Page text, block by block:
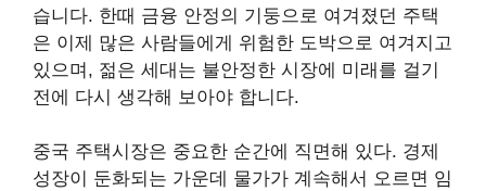
습니다. 한때 금융 안정의 기둥으로 여겨졌던 주택
은 이제 많은 사람들에게 위험한 도박으로 여겨지고
있으며, 젊은 세대는 불안정한 시장에 미래를 걸기
전에 다시 생각해 보아야 합니다.
중국 주택시장은 중요한 순간에 직면해 있다. 경제
성장이 둔화되는 가운데 물가가 계속해서 오르면 임